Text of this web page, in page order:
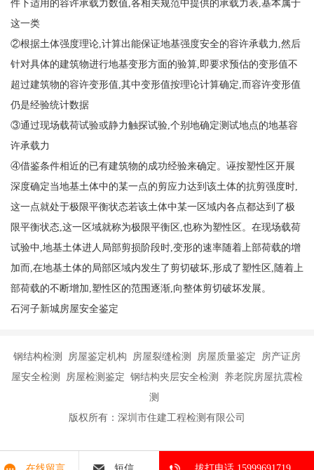
件下适用的容许承载力数值,各相关规范中提供的承载力表,基本属于
这一类
②根据土体强度理论,计算出能保证地基强度安全的容许承载力,然后
针对具体的建筑物进行地基变形方面的验算,即要求预估的变形值不
超过建筑物的容许变形值,其中变形值按理论计算确定,而容许变形值
仍是经验统计数据
③通过现场载荷试验或静力触探试验,个别地确定测试地点的地基容
许承载力
④借鉴条件相近的已有建筑物的成功经验来确定。诬按塑性区开展
深度确定当地基土体中的某一点的剪应力达到该土体的抗剪强度时,
这一点就处于极限平衡状态若该土体中某一区域内各点都达到了极
限平衡状态,这一区域就称为极限平衡区,也称为塑性区。在现场载荷
试验中,地基土体进人局部剪损阶段时,变形的速率随着上部荷载的增
加而,在地基土体的局部区域内发生了剪切破坏,形成了塑性区,随着上
部荷载的不断增加,塑性区的范围逐渐,向整体剪切破坏发展。
石河子新城房屋安全鉴定
钢结构检测 房屋鉴定机构 房屋裂缝检测 房屋质量鉴定 房产证房
屋安全检测 房屋检测鉴定 钢结构夹层安全检测 养老院房屋抗震检
测
版权所有：深圳市住建工程检测有限公司